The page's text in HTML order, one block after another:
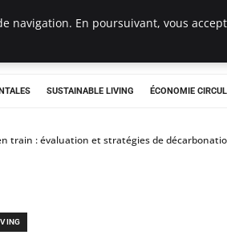
SUSTAINABLE LIVING ÉCONOMIE
train : évaluation et stratégies de
navigation. En poursuivant, vous